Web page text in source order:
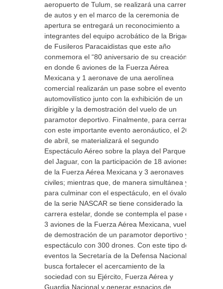
aeropuerto de Tulum, se realizará una carrera
de autos y en el marco de la ceremonia de
apertura se entregará un reconocimiento a
integrantes del equipo acrobático de la Brigada
de Fusileros Paracaidistas que este año
conmemora el “80 aniversario de su creación”
en donde 6 aviones de la Fuerza Aérea
Mexicana y 1 aeronave de una aerolínea
comercial realizarán un pase sobre el evento
automovilístico junto con la exhibición de un
dirigible y la demostración del vuelo de un
paramotor deportivo. Finalmente, para cerrar
con este importante evento aeronáutico, el 26
de abril, se materializará el segundo
Espectáculo Aéreo sobre la playa del Parque
del Jaguar, con la participación de 18 aviones
de la Fuerza Aérea Mexicana y 3 aeronaves
civiles; mientras que, de manera simultánea y
para culminar con el espectáculo, en el óvalo
de la serie NASCAR se tiene considerado la
carrera estelar, donde se contempla el pase de
3 aviones de la Fuerza Aérea Mexicana, vuelo
de demostración de un paramotor deportivo y
espectáculo con 300 drones. Con este tipo de
eventos la Secretaría de la Defensa Nacional
busca fortalecer el acercamiento de la
sociedad con su Ejército, Fuerza Aérea y
Guardia Nacional y generar espacios de